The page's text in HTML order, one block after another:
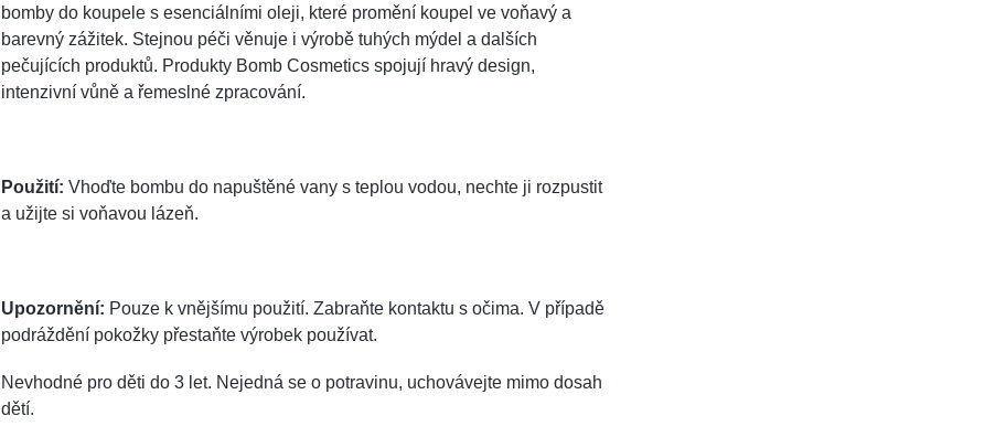
bomby do koupele s esenciálními oleji, které promění koupel ve voňavý a
barevný zážitek. Stejnou péči věnuje i výrobě tuhých mýdel a dalších
pečujících produktů. Produkty Bomb Cosmetics spojují hravý design,
intenzivní vůně a řemeslné zpracování.
Použití: Vhoďte bombu do napuštěné vany s teplou vodou, nechte ji rozpustit
a užijte si voňavou lázeň.
Upozornění: Pouze k vnějšímu použití. Zabraňte kontaktu s očima. V případě
podráždění pokožky přestaňte výrobek používat.
Nevhodné pro děti do 3 let. Nejedná se o potravinu, uchovávejte mimo dosah
dětí.